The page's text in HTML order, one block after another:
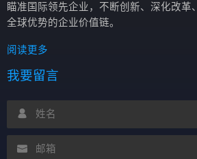
瞄准国际领先企业，不断创新、深化改革
全球优势的企业价值链。
阅读更多
我要留言